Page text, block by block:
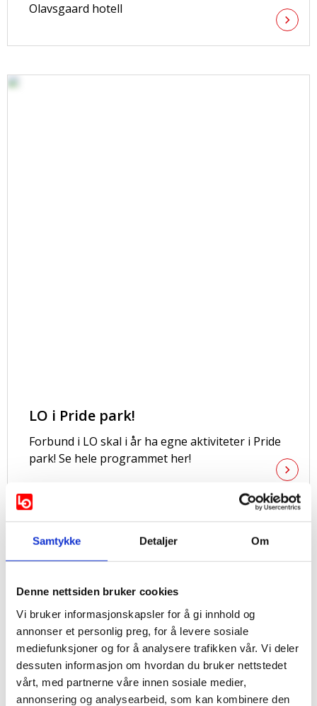
Samtykke Detaljer Om
Denne nettsiden bruker cookies
Vi bruker informasjonskapsler for å gi innhold og
annonser et personlig preg, for å levere sosiale
mediefunksjoner og for å analysere trafikken vår. Vi deler
dessuten informasjon om hvordan du bruker nettstedet
vårt, med partnerne våre innen sosiale medier,
annonsering og analysearbeid, som kan kombinere den
Olavsgaard hotell
LO i Pride park!
Forbund i LO skal i år ha egne aktiviteter i Pride
park! Se hele programmet her!